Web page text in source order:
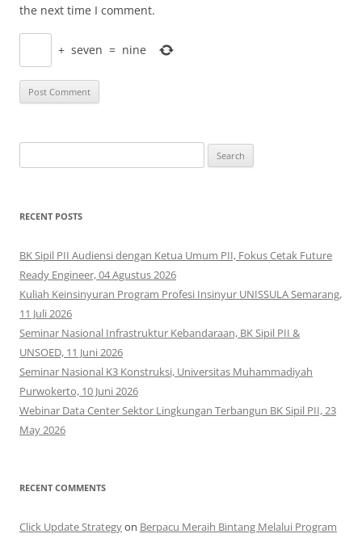
the next time I comment.
+ seven = nine
for:
RECENT POSTS
BK Sipil PII Audiensi dengan Ketua Umum PII, Fokus Cetak Future
Ready Engineer, 04 Agustus 2026
Kuliah Keinsinyuran Program Profesi Insinyur UNISSULA Semarang,
11 Juli 2026
Seminar Nasional Infrastruktur Kebandaraan, BK Sipil PII &
UNSOED, 11 Juni 2026
Seminar Nasional K3 Konstruksi, Universitas Muhammadiyah
Purwokerto, 10 Juni 2026
Webinar Data Center Sektor Lingkungan Terbangun BK Sipil PII, 23
May 2026
RECENT COMMENTS
Click Update Strategyon Berpacu Meraih Bintang Melalui Program